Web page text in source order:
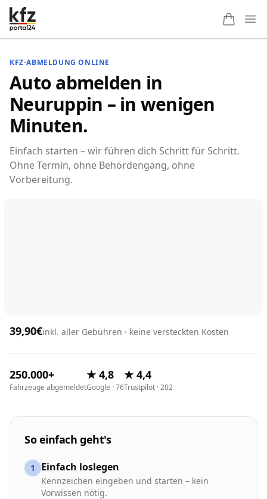
KFZ-ABMELDUNG ONLINE
Auto abmelden in
Neuruppin – in wenigen
Minuten.
Einfach starten – wir führen dich Schritt für Schritt.
Ohne Termin, ohne Behördengang, ohne
Vorbereitung.
39,90€inkl. aller Gebühren · keine versteckten Kosten
250.000+
Fahrzeuge abgemeldet
★ 4,8
Google · 76
★ 4,4
Trustpilot · 202
So einfach geht's
1 Einfach loslegen
Kennzeichen eingeben und starten – kein
Vorwissen nötig.